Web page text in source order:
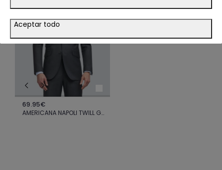
69.95€
AMERICANA NAPOLI TWILL GRIS
Aceptar todo